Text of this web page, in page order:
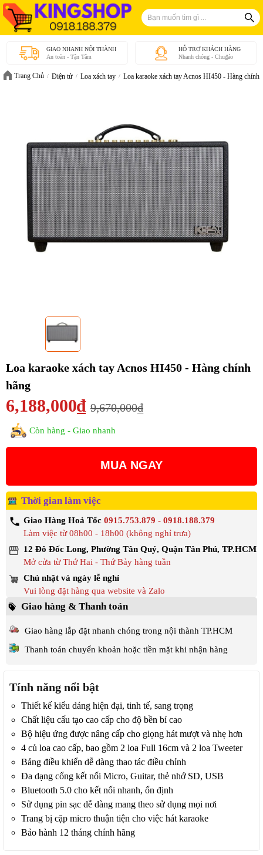
GIAO NHANH NỘI THÀNH
An toàn - Tận Tâm
HỖ TRỢ KHÁCH HÀNG
Nhanh chóng - Chu₫áo
Trang Chủ Điện tử Loa xách tay Loa karaoke xách tay Acnos HI450 - Hàng chính
Loa karaoke xách tay Acnos HI450 - Hàng chính
hãng
6,188,000₫ 9,670,000₫
Còn hàng - Giao nhanh
MUA NGAY
Thời gian làm việc
Giao Hàng Hoả Tốc 0915.753.879 - 0918.188.379
Làm việc từ 08h00 - 18h00 (không nghỉ trưa)
12 Đô Đốc Long, Phường Tân Quý, Quận Tân Phú, TP.HCM
Mở cửa từ Thứ Hai - Thứ Bảy hàng tuần
Chủ nhật và ngày lễ nghỉ
Vui lòng đặt hàng qua website và Zalo
Giao hàng & Thanh toán
Giao hàng lắp đặt nhanh chóng trong nội thành TP.HCM
Thanh toán chuyển khoản hoặc tiền mặt khi nhận hàng
Tính năng nổi bật
Thiết kế kiểu dáng hiện đại, tinh tế, sang trọng
Chất liệu cấu tạo cao cấp cho độ bền bỉ cao
Bộ hiệu ứng được nâng cấp cho giọng hát mượt và nhẹ hơn
4 củ loa cao cấp, bao gồm 2 loa Full 16cm và 2 loa Tweeter
Bảng điều khiển dễ dàng thao tác điều chỉnh
Đa dạng cổng kết nối Micro, Guitar, thẻ nhớ SD, USB
Bluetooth 5.0 cho kết nối nhanh, ổn định
Sử dụng pin sạc dễ dàng mang theo sử dụng mọi nơi
Trang bị cặp micro thuận tiện cho việc hát karaoke
Bảo hành 12 tháng chính hãng